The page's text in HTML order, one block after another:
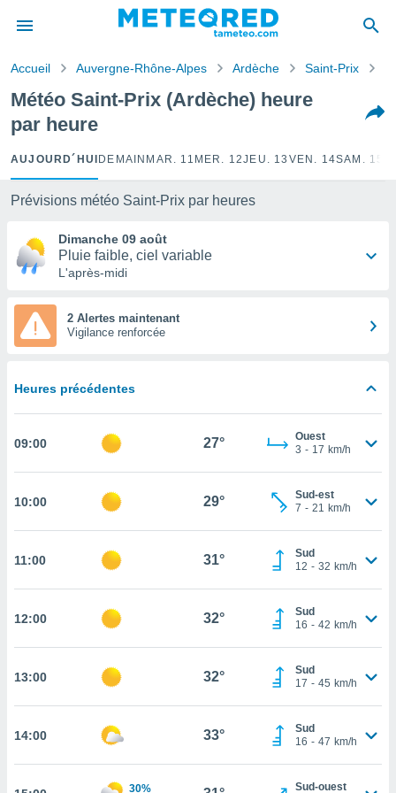
de
a
par
en
les
des
par le
de
des
sur
et
ET
Accueil Auvergne-Rhône-Alpes Ardèche Saint-Prix
Météo Saint-Prix (Ardèche) heure
par heure
AUJOURD´HUI DEMAIN MAR. 11 MER. 12JEU. 13 VEN. 14SAM. 15
Prévisions météo Saint-Prix par heures
Dimanche 09 août
Pluie faible, ciel variable
L'après-midi
2 Alertes maintenant
Vigilance renforcée
Heures précédentes
09:00 27°
Ouest
3 - 17 km/h
10:00 29°
Sud-est
7 - 21 km/h
11:00 31°
Sud
12 - 32 km/h
12:00 32°
Sud
16 - 42 km/h
13:00 32°
Sud
17 - 45 km/h
14:00 33°
Sud
16 - 47 km/h
30%
Sud-ouest